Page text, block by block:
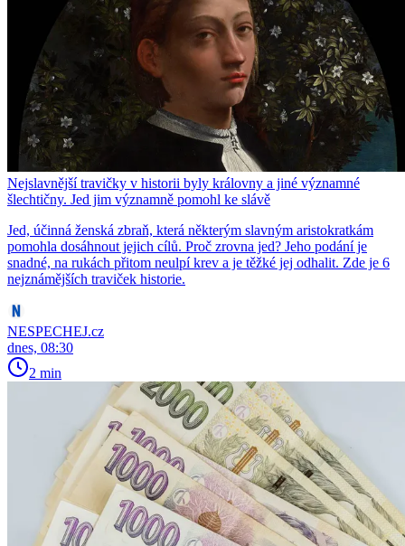
Nejslavnější travičky v historii byly královny a jiné významné
šlechtičny. Jed jim významně pomohl ke slávě
Jed, účinná ženská zbraň, která některým slavným aristokratkám
pomohla dosáhnout jejich cílů. Proč zrovna jed? Jeho podání je
snadné, na rukách přitom neulpí krev a je těžké jej odhalit. Zde je 6
nejznámějších traviček historie.
NESPECHEJ.cz
dnes, 08:30
2 min